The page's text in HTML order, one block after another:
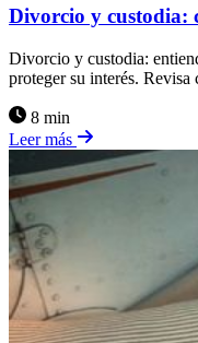
Divorcio y custodia:
Divorcio y custodia:
proteger su interés. Revisa
8 min
Leer más